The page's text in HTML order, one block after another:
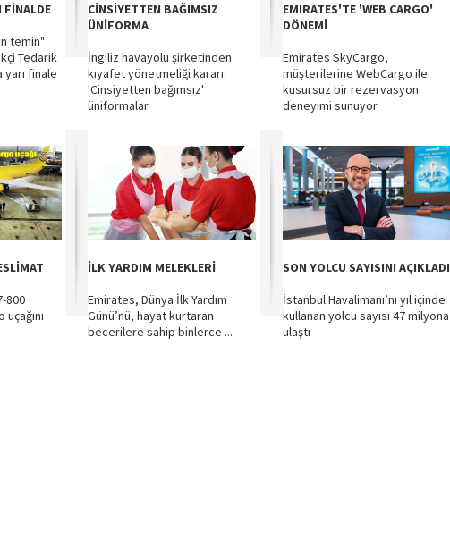
FİNALDE
temin"
Tedarik
yarı finale
CİNSİYETTEN BAĞIMSIZ
ÜNİFORMA
İngiliz havayolu şirketinden
kıyafet yönetmeliği kararı:
'Cinsiyetten bağımsız'
üniformalar
EMIRATES'TE 'WEB CARGO'
DÖNEMİ
Emirates SkyCargo,
müşterilerine WebCargo ile
kusursuz bir rezervasyon
deneyimi sunuyor
800
İLK YARDIM MELEKLERİ
Emirates, Dünya İlk Yardım
Günü’nü, hayat kurtaran
becerilere sahip binlerce ...
SON YOLCU SAYISINI AÇIKLADI
İstanbul Havalimanı’nı yıl içinde
kullanan yolcu sayısı 47 milyona
ulaştı